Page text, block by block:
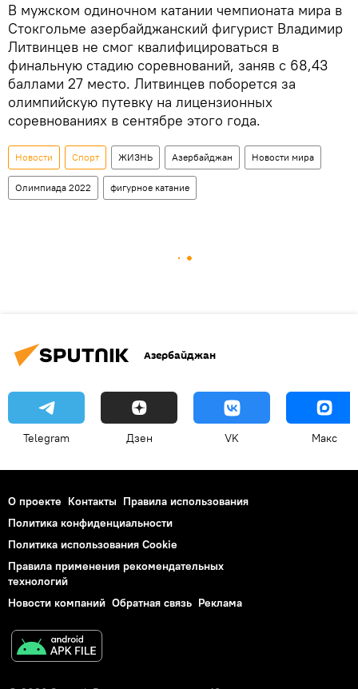
В мужском одиночном катании чемпионата мира в
Стокгольме азербайджанский фигурист Владимир
Литвинцев не смог квалифицироваться в
финальную стадию соревнований, заняв с 68,43
баллами 27 место. Литвинцев поборется за
олимпийскую путевку на лицензионных
соревнованиях в сентябре этого года.
Новости Спорт ЖИЗНЬ Азербайджан Новости мира
Олимпиада 2022 фигурное катание
Азербайджан
Telegram Дзен VK Макс
О проекте Контакты Правила использования
Политика конфиденциальности
Политика использования Cookie
Правила применения рекомендательных
технологий
Новости компаний Обратная связь Реклама